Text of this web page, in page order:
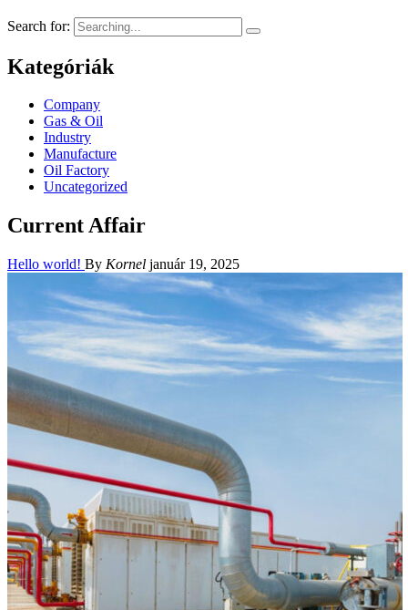
Search for:
Kategóriák
Company
Gas & Oil
Industry
Manufacture
Oil Factory
Uncategorized
Current Affair
Hello world! By Kornel január 19, 2025